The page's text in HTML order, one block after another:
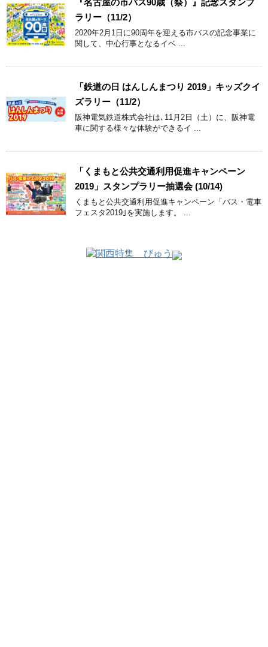
『名古屋の市バス90歳（祭）』記念スタンプ
ラリー（11/2）
2020年2月1日に90周年を迎える市バスの記念事業に
関して、中心行事となるイベ ...
「鉄道の日 はんしんまつり 2019」キッズクイ
ズラリー（11/2）
阪神電気鉄道株式会社は､11月2日（土）に、阪神電
車に関する様々な体験ができるイ ...
「くまもと公共交通利用促進キャンペーン
2019」スタンプラリー抽選会 (10/14)
くまもと公共交通利用促進キャンペーン「バス・電車
フェスタ2019｣を実施します。 ...